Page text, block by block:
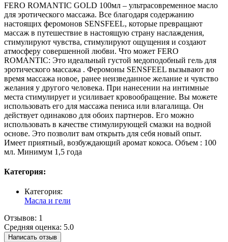
FERO ROMANTIC GOLD 100мл – ультрасовременное масло
для эротического массажа. Все благодаря содержанию
настоящих феромонов SENSFEEL, которые превращают
массаж в путешествие в настоящую страну наслаждения,
стимулируют чувства, стимулируют ощущения и создают
атмосферу совершенной любви. Что может FERO
ROMANTIC: Это идеальный густой медоподобный гель для
эротического массажа . Феромоны SENSFEEL вызывают во
время массажа новое, ранее неизведанное желание и чувство
желания у другого человека. При нанесении на интимные
места стимулирует и усиливает кровообращение. Вы можете
использовать его для массажа пениса или влагалища. Он
действует одинаково для обоих партнеров. Его можно
использовать в качестве стимулирующей смазки на водной
основе. Это позволит вам открыть для себя новый опыт.
Имеет приятный, возбуждающий аромат кокоса. Объем : 100
мл. Минимум 1,5 года
Категория:
Категория:
Масла и гели
Отзывов: 1
Средняя оценка: 5.0
Написать отзыв